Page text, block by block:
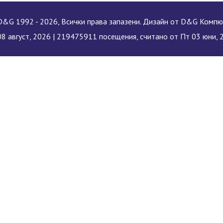
1992 - 2026, Всички права запазени. Дизайн от D&G
август, 2026 | 219475911 посещения, считано от Пт 03 юни,